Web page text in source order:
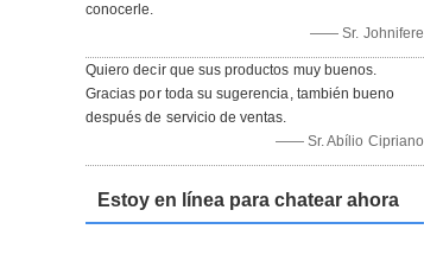
conocerle.
—— Sr. Johnifere
Quiero decir que sus productos muy buenos.
Gracias por toda su sugerencia, también bueno
después de servicio de ventas.
—— Sr. Abílio Cipriano
Estoy en línea para chatear ahora